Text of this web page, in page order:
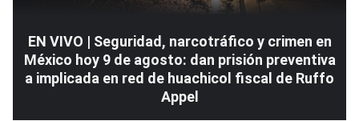
EN VIVO | Seguridad, narcotráfico y crimen en
México hoy 9 de agosto: dan prisión preventiva
a implicada en red de huachicol fiscal de Ruffo
Appel